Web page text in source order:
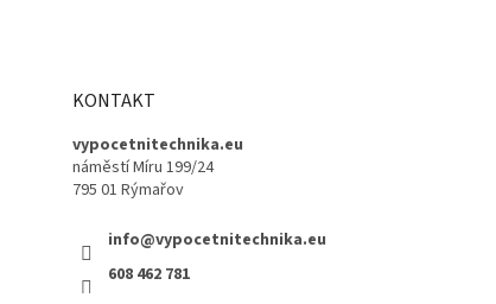
KONTAKT
vypocetnitechnika.eu
náměstí Míru 199/24
795 01 Rýmařov
info@vypocetnitechnika.eu
608 462 781